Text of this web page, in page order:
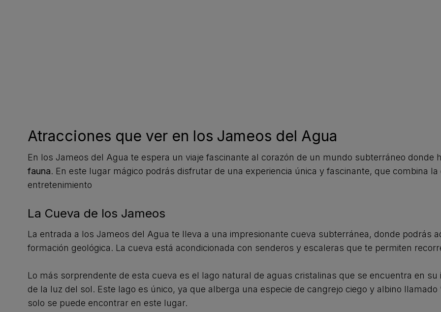
Atracciones que ver en los Jameos del Agua
En los Jameos del Agua te espera un viaje fascinante al corazón de un mundo subterráneo donde
fauna. En este lugar mágico podrás disfrutar de una experiencia única y fascinante, que combina
entretenimiento
La Cueva de los Jameos
La entrada a los Jameos del Agua te lleva a una impresionante cueva subterránea, donde podrás
formación geológica. La cueva está acondicionada con senderos y escaleras que te permiten
Lo más sorprendente de esta cueva es el lago natural de aguas cristalinas que se encuentra en
de la luz del sol. Este lago es único, ya que alberga una especie de cangrejo ciego y albino llamado
solo se puede encontrar en este lugar.